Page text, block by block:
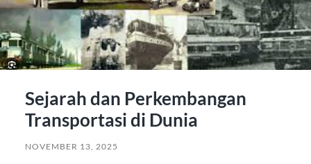
Sejarah dan Perkembangan
Transportasi di Dunia
NOVEMBER 13, 2025